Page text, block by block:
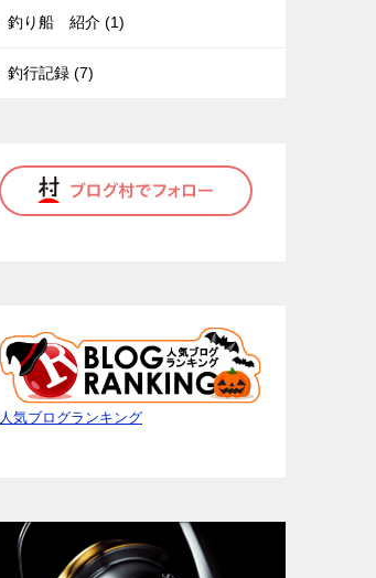
釣り船 紹介 (1)
釣行記録 (7)
人気ブログランキング